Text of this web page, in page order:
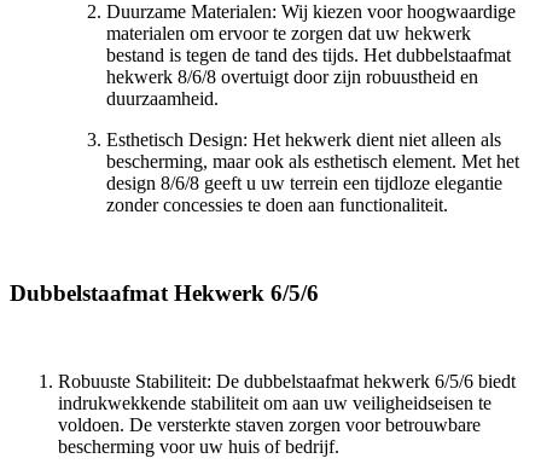
Duurzame Materialen: Wij kiezen voor hoogwaardige
materialen om ervoor te zorgen dat uw hekwerk
bestand is tegen de tand des tijds. Het dubbelstaafmat
hekwerk 8/6/8 overtuigt door zijn robuustheid en
duurzaamheid.
Esthetisch Design: Het hekwerk dient niet alleen als
bescherming, maar ook als esthetisch element. Met het
design 8/6/8 geeft u uw terrein een tijdloze elegantie
zonder concessies te doen aan functionaliteit.
Dubbelstaafmat Hekwerk 6/5/6
Robuuste Stabiliteit: De dubbelstaafmat hekwerk 6/5/6 biedt
indrukwekkende stabiliteit om aan uw veiligheidseisen te
voldoen. De versterkte staven zorgen voor betrouwbare
bescherming voor uw huis of bedrijf.